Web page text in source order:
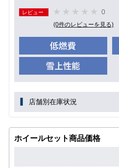
レビュー 0
(0件のレビューを見る)
店舗別在庫状況
ホイールセット商品価格